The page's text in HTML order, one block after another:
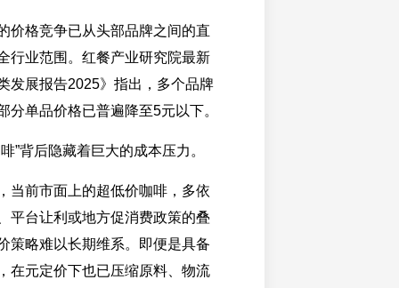
价格竞争已从头部品牌之间的直
行业范围。红餐产业研究院最新
发展报告2025》指出，多个品牌
分单品价格已普遍降至5元以下。
”背后隐藏着巨大的成本压力。
当前市面上的超低价咖啡，多依
平台让利或地方促消费政策的叠
策略难以长期维系。即便是具备
在元定价下也已压缩原料、物流